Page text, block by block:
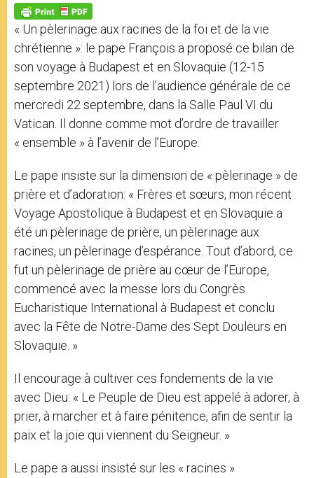
p
p
g
e
r
o
k
« Un pèlerinage aux racines de la foi et de la vie
chrétienne »: le pape François a proposé ce bilan de
son voyage à Budapest et en Slovaquie (12-15
septembre 2021) lors de l’audience générale de ce
mercredi 22 septembre, dans la Salle Paul VI du
Vatican. Il donne comme mot d’ordre de travailler
« ensemble » à l’avenir de l’Europe.
Le pape insiste sur la dimension de « pèlerinage » de
prière et d’adoration: « Frères et sœurs, mon récent
Voyage Apostolique à Budapest et en Slovaquie a
été un pèlerinage de prière, un pèlerinage aux
racines, un pèlerinage d’espérance. Tout d’abord, ce
fut un pèlerinage de prière au cœur de l’Europe,
commencé avec la messe lors du Congrès
Eucharistique International à Budapest et conclu
avec la Fête de Notre-Dame des Sept Douleurs en
Slovaquie. »
Il encourage à cultiver ces fondements de la vie
avec Dieu: « Le Peuple de Dieu est appelé à adorer, à
prier, à marcher et à faire pénitence, afin de sentir la
paix et la joie qui viennent du Seigneur. »
Le pape a aussi insisté sur les « racines »